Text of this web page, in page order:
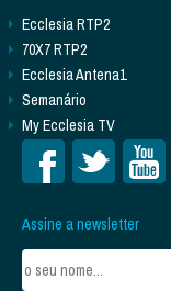
Ecclesia RTP2
70X7 RTP2
Ecclesia Antena1
Semanário
My Ecclesia TV
Assine a newsletter